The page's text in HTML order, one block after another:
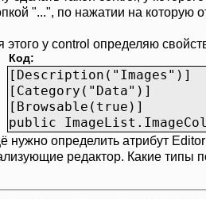
"...", по нажатии на которую
этого у control определяю
Код:
[Description("Images")]
[Category("Data")]
[Browsable(true)]
public
нужно определить атрибут
редактор. Какие типы